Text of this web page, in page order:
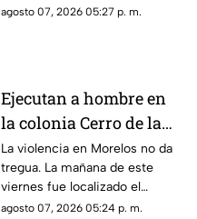
transporte público. Un mes,
al interior de las unidades.
agosto 07, 2026 05:27 p. m.
Ejecutan a hombre en
la colonia Cerro de la
Corona
La violencia en Morelos no da
tregua. La mañana de este
viernes fue localizado el
cuerpo de un hombre con
agosto 07, 2026 05:24 p. m.